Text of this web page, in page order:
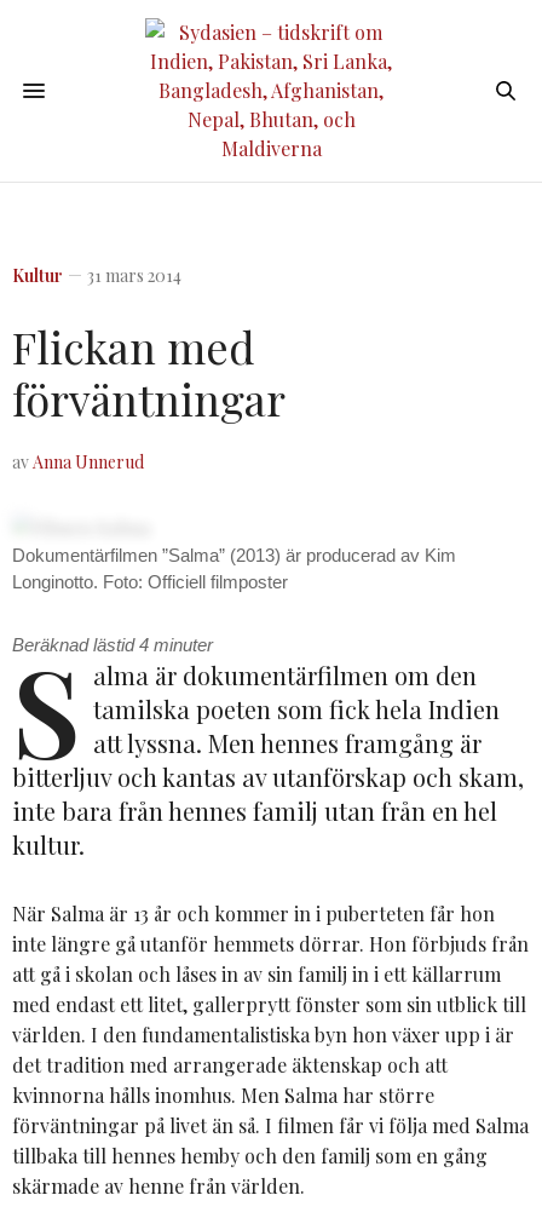
Kultur 31 mars 2014
Flickan med
förväntningar
avAnna Unnerud
Dokumentärfilmen ”Salma” (2013) är producerad av Kim
Longinotto. Foto: Officiell filmposter
Beräknad lästid4 minuter
S alma är dokumentärfilmen om den
tamilska poeten som fick hela Indien
att lyssna. Men hennes framgång är
bitterljuv och kantas av utanförskap och skam,
inte bara från hennes familj utan från en hel
kultur.
När Salma är 13 år och kommer in i puberteten får hon
inte längre gå utanför hemmets dörrar. Hon förbjuds från
att gå i skolan och låses in av sin familj in i ett källarrum
med endast ett litet, gallerprytt fönster som sin utblick till
världen. I den fundamentalistiska byn hon växer upp i är
det tradition med arrangerade äktenskap och att
kvinnorna hålls inomhus. Men Salma har större
förväntningar på livet än så. I filmen får vi följa med Salma
tillbaka till hennes hemby och den familj som en gång
skärmade av henne från världen.